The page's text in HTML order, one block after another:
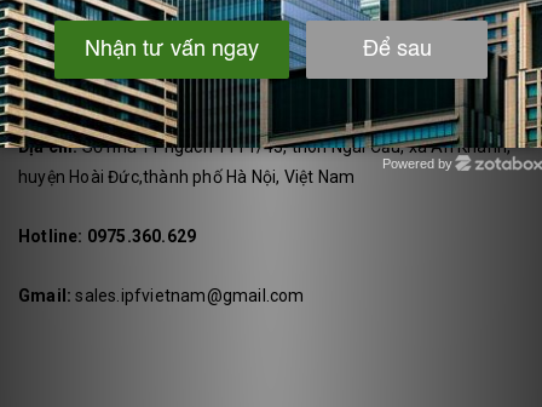
Thông tin liên hệ:
CÔNG TY TNHH KỸ THUẬT IPF VIỆT NAM
Địa chỉ:Số nhà 11 ngách 1111/43, thôn Ngãi Cầu, xã An Khánh,
huyện Hoài Đức,thành phố Hà Nội, Việt Nam
Hotline: 0975.360.629
Gmail: sales.ipfvietnam@gmail.com
Powered by